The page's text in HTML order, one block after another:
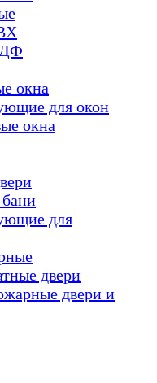
окна
для окон
окна
для
двери
двери и